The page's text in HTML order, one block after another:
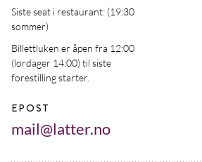
Siste seat i restaurant: (19:30
sommer)
Billettluken er åpen fra 12:00
(lørdager 14:00) til siste
forestilling starter.
EPOST
mail@latter.no